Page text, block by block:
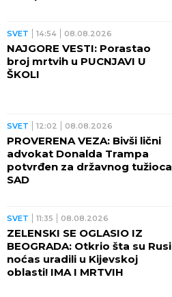
SVET 14:54 08.08.2026
NAJGORE VESTI: Porastao
broj mrtvih u PUCNJAVI U
ŠKOLI
SVET 12:02 08.08.2026
PROVERENA VEZA: Bivši lični
advokat Donalda Trampa
potvrđen za državnog tužioca
SAD
SVET 11:35 08.08.2026
ZELENSKI SE OGLASIO IZ
BEOGRADA: Otkrio šta su Rusi
noćas uradili u Kijevskoj
oblasti! IMA I MRTVIH